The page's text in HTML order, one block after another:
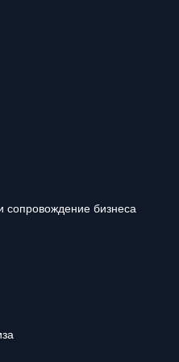
сопровождение бизнеса